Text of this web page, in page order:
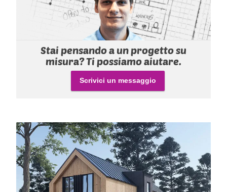
Stai pensando a un progetto su
misura? Ti possiamo aiutare.
Scrivici un messaggio